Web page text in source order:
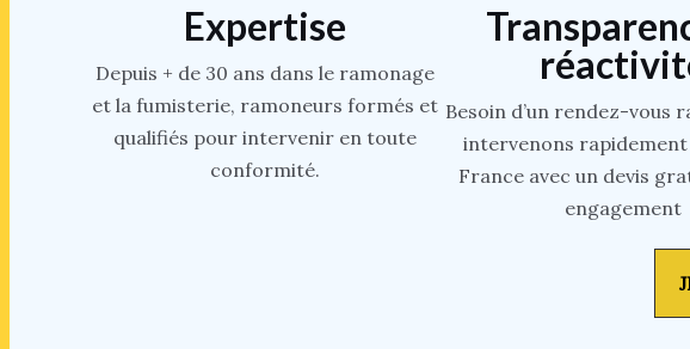
Expertise
Depuis + de 30 ans dans le ramonage
et la fumisterie, ramoneurs formés et
qualifiés pour intervenir en toute
conformité.
Besoin d’un rendez-vous
intervenons
France avec un devis
engagement